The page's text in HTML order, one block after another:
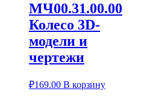
МЧ00.31.00.00
Колесо 3D-
модели и
чертежи
₽169.00 В корзину